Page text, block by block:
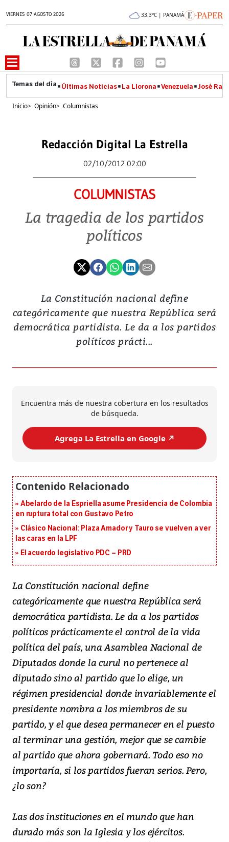
VIERNES 07 AGOSTO 2026 33.3°C | PANAMÁ
Últimas Noticias La Llorona Venezuela José
Inicio> Opinión> Columnistas
Redacción Digital La Estrella
02/10/2012 02:00
COLUMNISTAS
La tragedia de los partidos
políticos
La Constitución nacional define
categóricamente que nuestra República será
democrática partidista. Le da a los partidos
políticos prácti...
Encuentra más de nuestra cobertura en los resultados
de búsqueda.
Agrega La Estrella en Google ↗️
Abelardo de la Espriella asume Presidencia de Colombia
en ruptura total con Gustavo Petro
Clásico Nacional: Plaza Amador y Tauro se vuelven a ver
las caras en la LPF
El acuerdo legislativo PDC – PRD
La Constitución nacional define
categóricamente que nuestra República será
democrática partidista. Le da a los partidos
políticos prácticamente el control de la vida
política del país, una Asamblea Nacional de
Diputados donde la curul no pertenece al
diputado sino al partido que lo elige, un
régimen presidencial donde invariablemente el
presidente nombra a los miembros de su
partido, y el que desea permanecer en el puesto
al terminar una gestión, mejor que se cambie
al partido que ahora gobernará. Todo eso no
importaría, si los partidos fueran serios. Pero,
¿lo son?
Las dos instituciones en el mundo que han
durado más son la Iglesia y los ejércitos.